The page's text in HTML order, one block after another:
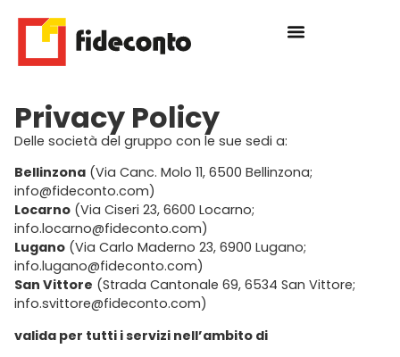
Privacy Policy
Delle società del gruppo con le sue sedi a:
Bellinzona (Via Canc. Molo 11, 6500 Bellinzona;
info@fideconto.com)
Locarno (Via Ciseri 23, 6600 Locarno;
info.locarno@fideconto.com)
Lugano (Via Carlo Maderno 23, 6900 Lugano;
info.lugano@fideconto.com)
San Vittore (Strada Cantonale 69, 6534 San Vittore;
info.svittore@fideconto.com)
valida per tutti i servizi nell’ambito di